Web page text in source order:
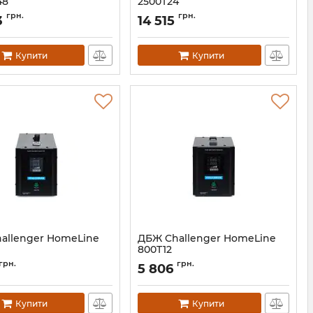
грн.
Купити
Артикул: 11598
14 515 грн.
Купити
HomeLine
АН010330
грн.
Купити
ДБЖ Challenger HomeLine
800T12
Артикул: АН010328
5 806 грн.
Купити